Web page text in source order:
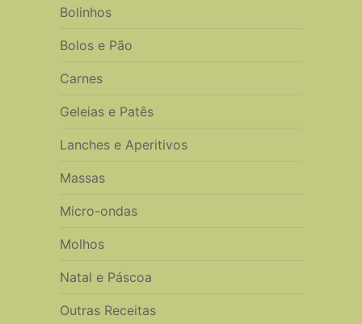
Bolinhos
Bolos e Pão
Carnes
Geleias e Patês
Lanches e Aperitivos
Massas
Micro-ondas
Molhos
Natal e Páscoa
Outras Receitas